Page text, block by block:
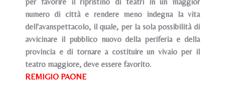
numero di città e rendere meno indegna la vita
dell'avanspettacolo, il quale, per la sola possibilità di
avvicinare il pubblico nuovo della periferia e della
provincia e di tornare a costituire un vivaio per il
teatro maggiore, deve essere favorito.
REMIGIO PAONE